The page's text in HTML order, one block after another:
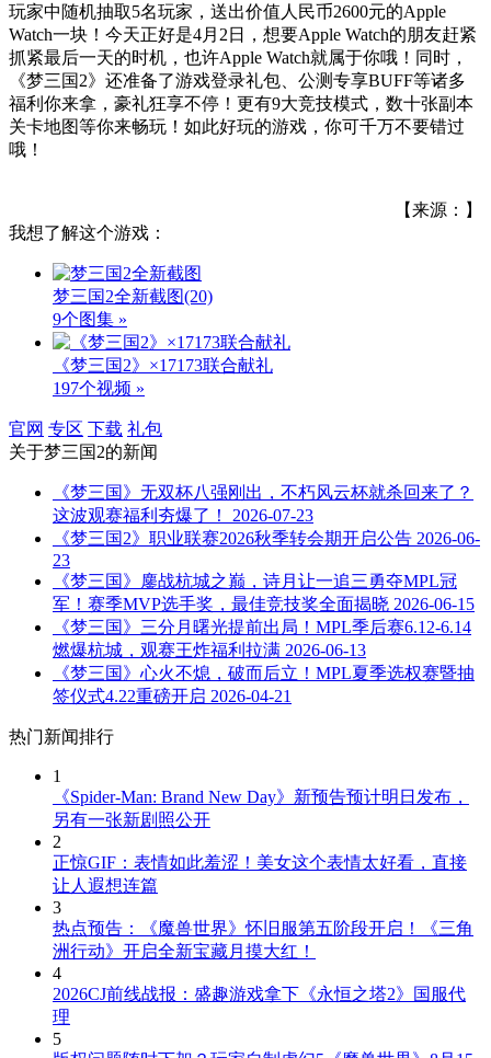
玩家中随机抽取5名玩家，送出价值人民币2600元的Apple
Watch一块！今天正好是4月2日，想要Apple Watch的朋友赶紧
抓紧最后一天的时机，也许Apple Watch就属于你哦！同时，
《梦三国2》还准备了游戏登录礼包、公测专享BUFF等诸多
福利你来拿，豪礼狂享不停！更有9大竞技模式，数十张副本
关卡地图等你来畅玩！如此好玩的游戏，你可千万不要错过
哦！
【来源：】
我想了解这个游戏：
梦三国2全新截图(20)
9个图集 »
《梦三国2》×17173联合献礼
197个视频 »
官网 专区 下载 礼包
关于梦三国2的新闻
《梦三国》无双杯八强刚出，不朽风云杯就杀回来了？
这波观赛福利夯爆了！
2026-07-23
《梦三国2》职业联赛2026秋季转会期开启公告 2026-06-
23
《梦三国》鏖战杭城之巅，诗月让一追三勇夺MPL冠
军！赛季MVP选手奖，最佳竞技奖全面揭晓 2026-06-15
《梦三国》三分月曙光提前出局！MPL季后赛6.12-6.14
燃爆杭城，观赛王炸福利拉满 2026-06-13
《梦三国》心火不熄，破而后立！MPL夏季选权赛暨抽
签仪式4.22重磅开启 2026-04-21
热门新闻排行
1
《Spider-Man: Brand New Day》新预告预计明日发布，
另有一张新剧照公开
2
正惊GIF：表情如此羞涩！美女这个表情太好看，直接
让人遐想连篇
3
热点预告：《魔兽世界》怀旧服第五阶段开启！《三角
洲行动》开启全新宝藏月摸大红！
4
2026CJ前线战报：盛趣游戏拿下《永恒之塔2》国服代
理
5